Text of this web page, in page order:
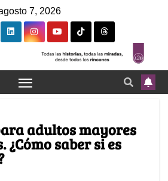
7, 2026
adultos mayores
¿Cómo saber si es